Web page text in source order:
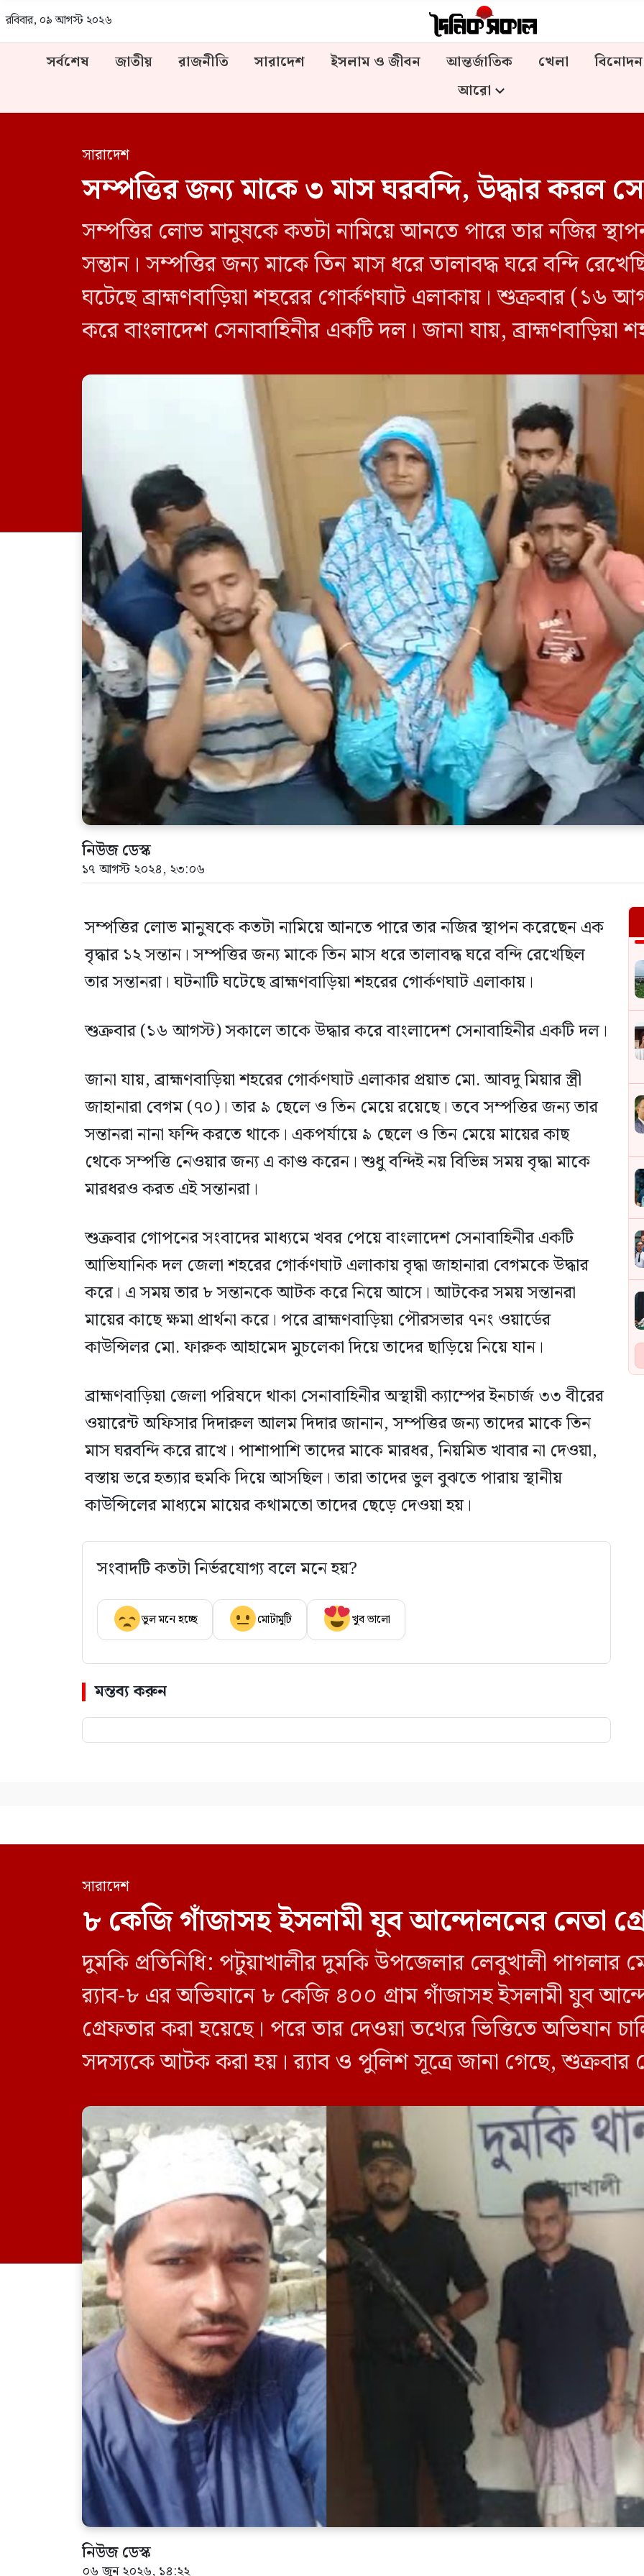
রবিবার, ০৯ আগস্ট ২০২৬
সর্বশেষ জাতীয় রাজনীতি সারাদেশ ইসলাম ও জীবন আন্তর্জাতিক খেলা বিনোদন
আরো
সারাদেশ
সম্পত্তির জন্য মাকে ৩ মাস ঘরবন্দি, উদ্ধার করল
সম্পত্তির লোভ মানুষকে কতটা নামিয়ে আনতে পারে তার নজির
সন্তান। সম্পত্তির জন্য মাকে তিন মাস ধরে তালাবদ্ধ ঘরে বন্দি
ঘটেছে ব্রাহ্মণবাড়িয়া শহরের গোর্কণঘাট এলাকায়। শুক্রবার (১৬
করে বাংলাদেশ সেনাবাহিনীর একটি দল। জানা যায়,
নিউজ ডেস্ক
১৭ আগস্ট ২০২৪, ২৩:০৬
সম্পত্তির লোভ মানুষকে কতটা নামিয়ে আনতে পারে তার নজির স্থাপন করেছেন এক
বৃদ্ধার ১২ সন্তান। সম্পত্তির জন্য মাকে তিন মাস ধরে তালাবদ্ধ ঘরে বন্দি রেখেছিল
তার সন্তানরা। ঘটনাটি ঘটেছে ব্রাহ্মণবাড়িয়া শহরের গোর্কণঘাট এলাকায়।
শুক্রবার (১৬ আগস্ট) সকালে তাকে উদ্ধার করে বাংলাদেশ সেনাবাহিনীর একটি দল।
জানা যায়, ব্রাহ্মণবাড়িয়া শহরের গোর্কণঘাট এলাকার প্রয়াত মো. আবদু মিয়ার স্ত্রী
জাহানারা বেগম (৭০)। তার ৯ ছেলে ও তিন মেয়ে রয়েছে। তবে সম্পত্তির জন্য তার
সন্তানরা নানা ফন্দি করতে থাকে। একপর্যায়ে ৯ ছেলে ও তিন মেয়ে মায়ের কাছ
থেকে সম্পত্তি নেওয়ার জন্য এ কাণ্ড করেন। শুধু বন্দিই নয় বিভিন্ন সময় বৃদ্ধা মাকে
মারধরও করত এই সন্তানরা।
শুক্রবার গোপনের সংবাদের মাধ্যমে খবর পেয়ে বাংলাদেশ সেনাবাহিনীর একটি
আভিযানিক দল জেলা শহরের গোর্কণঘাট এলাকায় বৃদ্ধা জাহানারা বেগমকে উদ্ধার
করে। এ সময় তার ৮ সন্তানকে আটক করে নিয়ে আসে। আটকের সময় সন্তানরা
মায়ের কাছে ক্ষমা প্রার্থনা করে। পরে ব্রাহ্মণবাড়িয়া পৌরসভার ৭নং ওয়ার্ডের
কাউন্সিলর মো. ফারুক আহামেদ মুচলেকা দিয়ে তাদের ছাড়িয়ে নিয়ে যান।
ব্রাহ্মণবাড়িয়া জেলা পরিষদে থাকা সেনাবাহিনীর অস্থায়ী ক্যাম্পের ইনচার্জ ৩৩ বীরের
ওয়ারেন্ট অফিসার দিদারুল আলম দিদার জানান, সম্পত্তির জন্য তাদের মাকে তিন
মাস ঘরবন্দি করে রাখে। পাশাপাশি তাদের মাকে মারধর, নিয়মিত খাবার না দেওয়া,
বস্তায় ভরে হত্যার হুমকি দিয়ে আসছিল। তারা তাদের ভুল বুঝতে পারায় স্থানীয়
কাউন্সিলের মাধ্যমে মায়ের কথামতো তাদের ছেড়ে দেওয়া হয়।
সংবাদটি কতটা নির্ভরযোগ্য বলে মনে হয়?
ভুল মনে হচ্ছে মোটামুটি খুব ভালো
মন্তব্য করুন
সারাদেশ
৮ কেজি গাঁজাসহ ইসলামী যুব আন্দোলনের নেতা
দুমকি প্রতিনিধি: পটুয়াখালীর দুমকি উপজেলার লেবুখালী পাগলার
র‍্যাব-৮ এর অভিযানে ৮ কেজি ৪০০ গ্রাম গাঁজাসহ ইসলামী যুব
গ্রেফতার করা হয়েছে। পরে তার দেওয়া তথ্যের ভিত্তিতে অভিযান
সদস্যকে আটক করা হয়। র‍্যাব ও পুলিশ সূত্রে জানা গেছে, শুক্রবার
র‍্যাব-৮, সিপিসি-১ পটুয়াখালী ক্যাম্পের […]
নিউজ ডেস্ক
০৬ জুন ২০২৬, ১৪:২২